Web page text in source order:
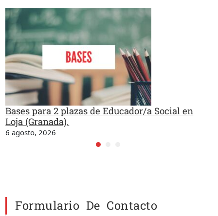
Bases para 2 plazas de Educador/a Social en
Loja (Granada).
6 agosto, 2026
Formulario De Contacto